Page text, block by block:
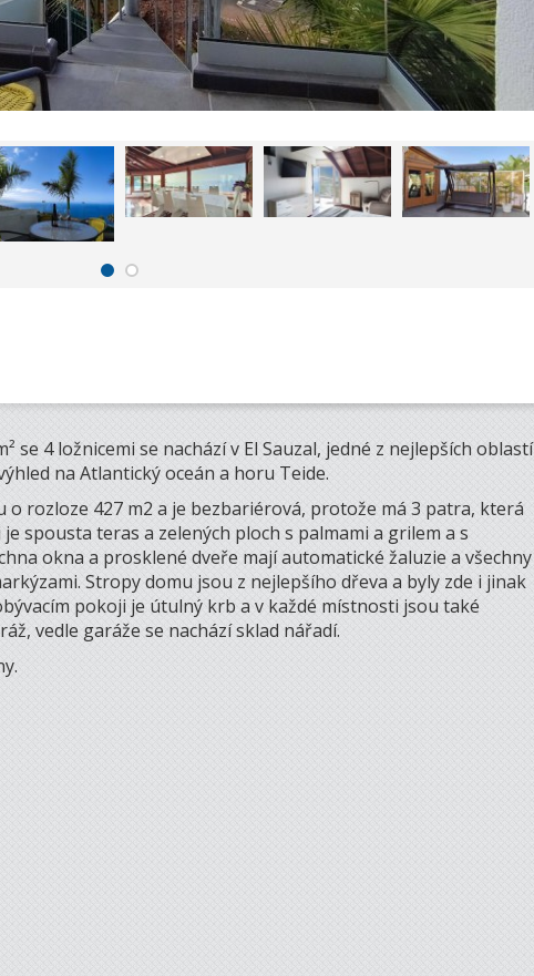
se 4 ložnicemi se nachází v El Sauzal, jedné z nejlepších oblastí
na Atlantický oceán a horu Teide.
o rozloze 427 m2 a je bezbariérová, protože má 3 patra, která
spousta teras a zelených ploch s palmami a grilem a s
okna a prosklené dveře mají automatické žaluzie a všechny
Stropy domu jsou z nejlepšího dřeva a byly zde i jinak
pokoji je útulný krb a v každé místnosti jsou také
vedle garáže se nachází sklad nářadí.